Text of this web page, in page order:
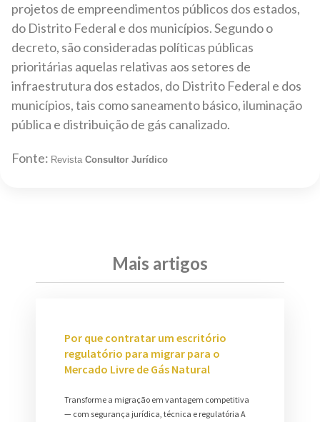
projetos de empreendimentos públicos dos estados,
do Distrito Federal e dos municípios. Segundo o
decreto, são consideradas políticas públicas
prioritárias aquelas relativas aos setores de
infraestrutura dos estados, do Distrito Federal e dos
municípios, tais como saneamento básico, iluminação
pública e distribuição de gás canalizado.
Fonte: Revista Consultor Jurídico
Mais artigos
Por que contratar um escritório
regulatório para migrar para o
Mercado Livre de Gás Natural
Transforme a migração em vantagem competitiva
— com segurança jurídica, técnica e regulatória A